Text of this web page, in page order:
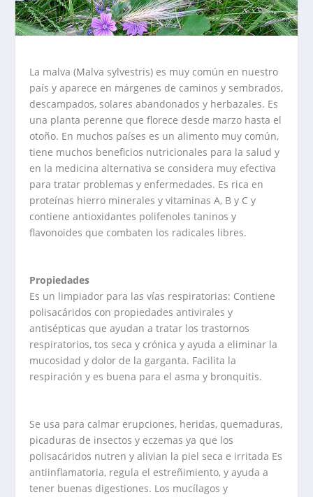
La malva (Malva sylvestris) es muy común en nuestro
país y aparece en márgenes de caminos y sembrados,
descampados, solares abandonados y herbazales. Es
una planta perenne que florece desde marzo hasta el
otoño. En muchos países es un alimento muy común,
tiene muchos beneficios nutricionales para la salud y
en la medicina alternativa se considera muy efectiva
para tratar problemas y enfermedades. Es rica en
proteínas hierro minerales y vitaminas A, B y C y
contiene antioxidantes polifenoles taninos y
flavonoides que combaten los radicales libres.
Propiedades
Es un limpiador para las vías respiratorias: Contiene
polisacáridos con propiedades antivirales y
antisépticas que ayudan a tratar los trastornos
respiratorios, tos seca y crónica y ayuda a eliminar la
mucosidad y dolor de la garganta. Facilita la
respiración y es buena para el asma y bronquitis.
Se usa para calmar erupciones, heridas, quemaduras,
picaduras de insectos y eczemas ya que los
polisacáridos nutren y alivian la piel seca e irritada Es
antiinflamatoria, regula el estreñimiento, y ayuda a
tener buenas digestiones. Los mucílagos y